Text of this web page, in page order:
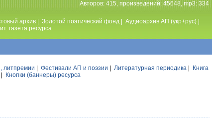
Авторов: 415, произведений: 45648, mp3: 334
архив Золотой поэтический фонд Аудиоархив АП (укр+рус)
газета ресурса
литпремии Фестивали АП и поэзии Литературная периодика
Книга
Кнопки (баннеры) ресурса